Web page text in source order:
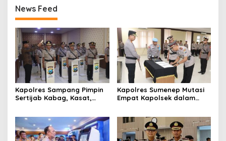
News Feed
Kapolres Sampang Pimpin
Sertijab Kabag, Kasat,
Kapolres Sumenep Mutasi
Empat Kapolsek dalam